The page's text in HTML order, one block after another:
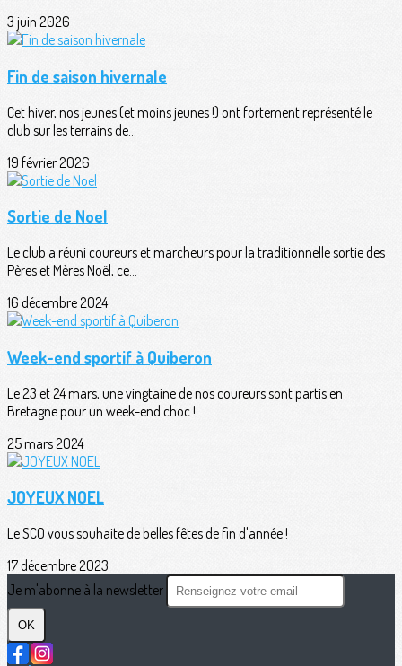
3 juin 2026
Fin de saison hivernale
Cet hiver, nos jeunes (et moins jeunes !) ont fortement représenté le
club sur les terrains de...
19 février 2026
Sortie de Noel
Le club a réuni coureurs et marcheurs pour la traditionnelle sortie des
Pères et Mères Noël, ce...
16 décembre 2024
Week-end sportif à Quiberon
Le 23 et 24 mars, une vingtaine de nos coureurs sont partis en
Bretagne pour un week-end choc !...
25 mars 2024
JOYEUX NOEL
Le SCO vous souhaite de belles fêtes de fin d'année !
17 décembre 2023
Je m'abonne à la newsletter
OK